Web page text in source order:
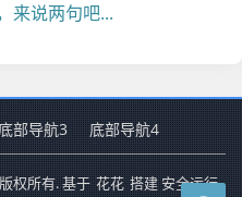
来说两句吧...
部导航3 底部导航4
权所有. 基于 花花 搭建 安全运行